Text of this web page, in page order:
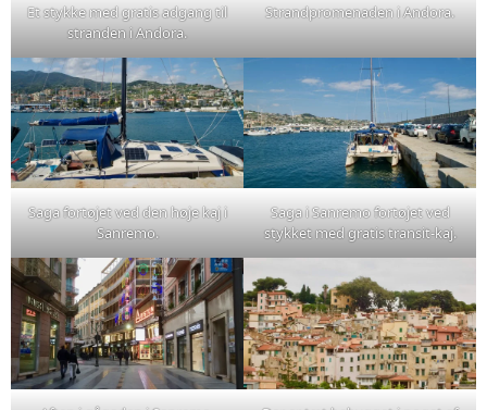
Et stykke med gratis adgang til
stranden i Andora.
Strandpromenaden i Andora.
Saga fortøjet ved den høje kaj i
Sanremo.
Saga i Sanremo fortøjet ved
stykket med gratis transit-kaj.